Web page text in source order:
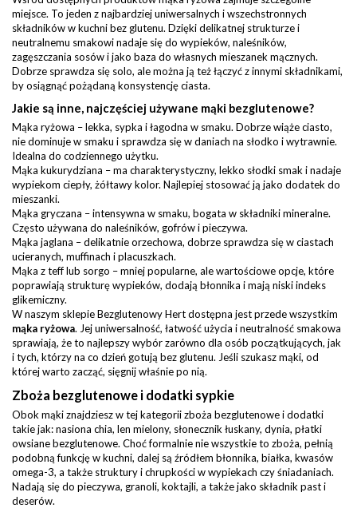
miejsce. To jeden z najbardziej uniwersalnych i wszechstronnych
składników w kuchni bez glutenu. Dzięki delikatnej strukturze i
neutralnemu smakowi nadaje się do wypieków, naleśników,
zagęszczania sosów i jako baza do własnych mieszanek mącznych.
Dobrze sprawdza się solo, ale można ją też łączyć z innymi składnikami,
by osiągnąć pożądaną konsystencję ciasta.
Jakie są inne, najczęściej używane mąki bezglutenowe?
Mąka ryżowa – lekka, sypka i łagodna w smaku. Dobrze wiąże ciasto,
nie dominuje w smaku i sprawdza się w daniach na słodko i wytrawnie.
Idealna do codziennego użytku.
Mąka kukurydziana – ma charakterystyczny, lekko słodki smak i nadaje
wypiekom ciepły, żółtawy kolor. Najlepiej stosować ją jako dodatek do
mieszanki.
Mąka gryczana – intensywna w smaku, bogata w składniki mineralne.
Często używana do naleśników, gofrów i pieczywa.
Mąka jaglana – delikatnie orzechowa, dobrze sprawdza się w ciastach
ucieranych, muffinach i placuszkach.
Mąka z teff lub sorgo – mniej popularne, ale wartościowe opcje, które
poprawiają strukturę wypieków, dodają błonnika i mają niski indeks
glikemiczny.
W naszym sklepie Bezglutenowy Hert dostępna jest przede wszystkim
mąka ryżowa. Jej uniwersalność, łatwość użycia i neutralność smakowa
sprawiają, że to najlepszy wybór zarówno dla osób początkujących, jak
i tych, którzy na co dzień gotują bez glutenu. Jeśli szukasz mąki, od
której warto zacząć, sięgnij właśnie po nią.
Zboża bezglutenowe i dodatki sypkie
Obok mąki znajdziesz w tej kategorii zboża bezglutenowe i dodatki
takie jak: nasiona chia, len mielony, słonecznik łuskany, dynia, płatki
owsiane bezglutenowe. Choć formalnie nie wszystkie to zboża, pełnią
podobną funkcję w kuchni, dalej są źródłem błonnika, białka, kwasów
omega-3, a także struktury i chrupkości w wypiekach czy śniadaniach.
Nadają się do pieczywa, granoli, koktajli, a także jako składnik past i
deserów.